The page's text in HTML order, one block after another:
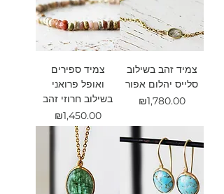
צמיד זהב בשילוב
סלייס יהלום אפור
מחיר
₪1,780.00
צמיד ספירים
ואופל פרואני
בשילוב חרוזי זהב
מחיר
₪1,450.00